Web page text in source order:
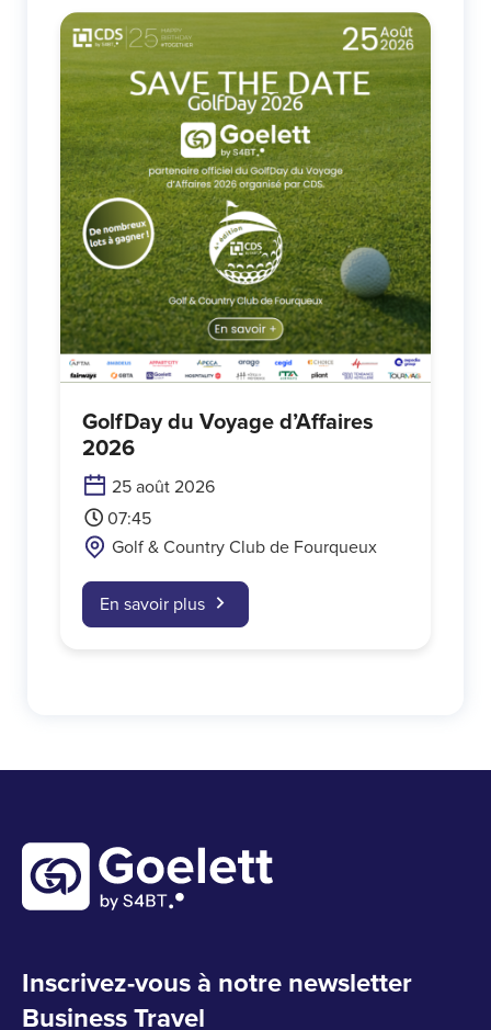
GolfDay du Voyage d’Affaires
2026
25 août 2026
07:45
Golf & Country Club de Fourqueux
En savoir plus
Inscrivez-vous à notre newsletter
Business Travel